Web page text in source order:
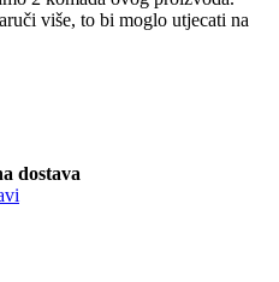
više, to bi moglo utjecati na
dostava